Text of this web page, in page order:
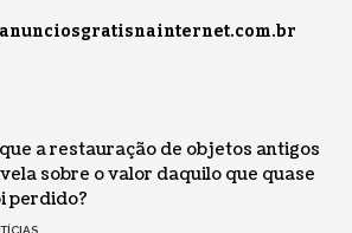
a restauração de objetos antigos
sobre o valor daquilo que quase
perdido?